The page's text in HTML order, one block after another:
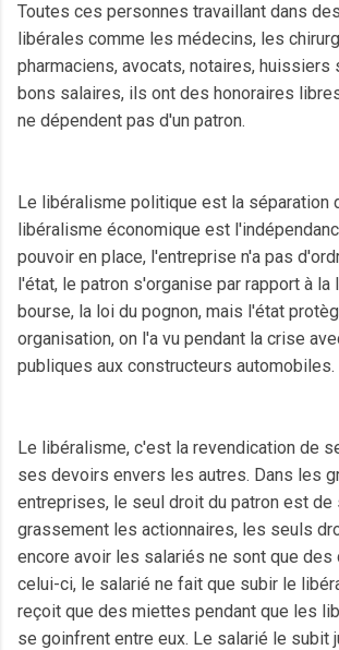
Toutes ces personnes travaillant dans
libérales comme les médecins, les
pharmaciens, avocats, notaires, huissiers
bons salaires, ils ont des honoraires
ne dépendent pas d'un patron.
Le libéralisme politique est la séparation
libéralisme économique est
pouvoir en place, l'entreprise n'a pas
l'état, le patron s'organise par rapport à la
bourse, la loi du pognon, mais l'état
organisation, on l'a vu pendant la crise
publiques aux constructeurs automobiles.
Le libéralisme, c'est la revendication de
ses devoirs envers les autres. Dans les
entreprises, le seul droit du patron est de
grassement les actionnaires, les seuls
encore avoir les salariés ne sont que des
celui-ci, le salarié ne fait que subir le
reçoit que des miettes pendant que les
se goinfrent entre eux. Le salarié le subit